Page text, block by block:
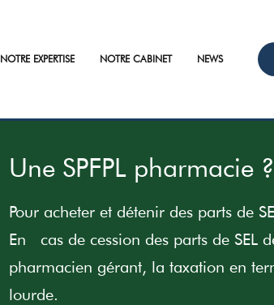
NOTRE EXPERTISE NOTRE CABINET NEWS
Une SPFPL pharmacie
Pour acheter et détenir des parts de
En cas de cession des parts de SEL
pharmacien gérant, la taxation en
lourde.